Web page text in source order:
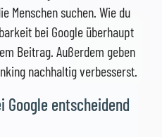
Menschen suchen. Wie du
bei Google überhaupt
Beitrag. Außerdem geben
nachhaltig verbesserst.
entscheidend